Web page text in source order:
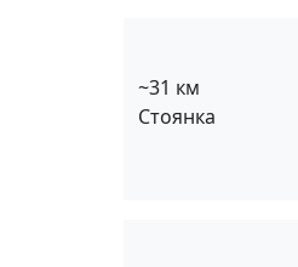
~31 км
Стоянка